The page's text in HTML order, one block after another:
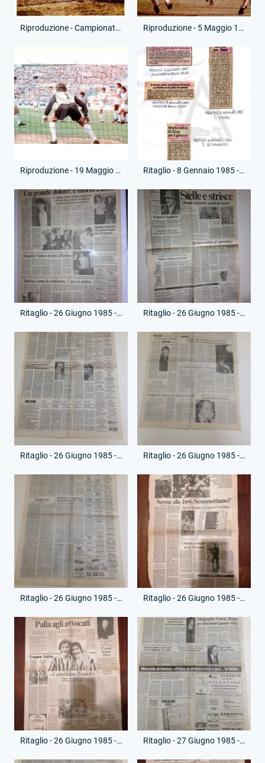
Riproduzione - Campionato Serie A - 14 Aprile 1985 - Como-Lazio Riproduzione - 5 Maggio 1985 - Campionato Serie A - Lazio-Avellino
Riproduzione - 19 Maggio 1985 - Campionato Serie A - Lazio-Juventus Ritaglio - 8 Gennaio 1985 - Vari - Incidente Renato Ziaco
Ritaglio - 26 Giugno 1985 - Corriere dello Sport - Morte Renato Ziaco Ritaglio - 26 Giugno 1985 - Il Messaggero - Morte Renato Ziaco
Ritaglio - 26 Giugno 1985 - Il Messaggero - Necrologi Renato Ziaco Ritaglio - 26 Giugno 1985 - Il Tempo - Morte Renato Ziaco
Ritaglio - 26 Giugno 1985 - Il Tempo - Necrologi Renato Ziaco Ritaglio - 26 Giugno 1985 - La Repubblica - Morte Renato Ziaco
Ritaglio - 26 Giugno 1985 - Paese Sera - Morte Renato Ziaco Ritaglio - 27 Giugno 1985 - Corriere dello Sport - Annuncio Funerale Renato Ziaco